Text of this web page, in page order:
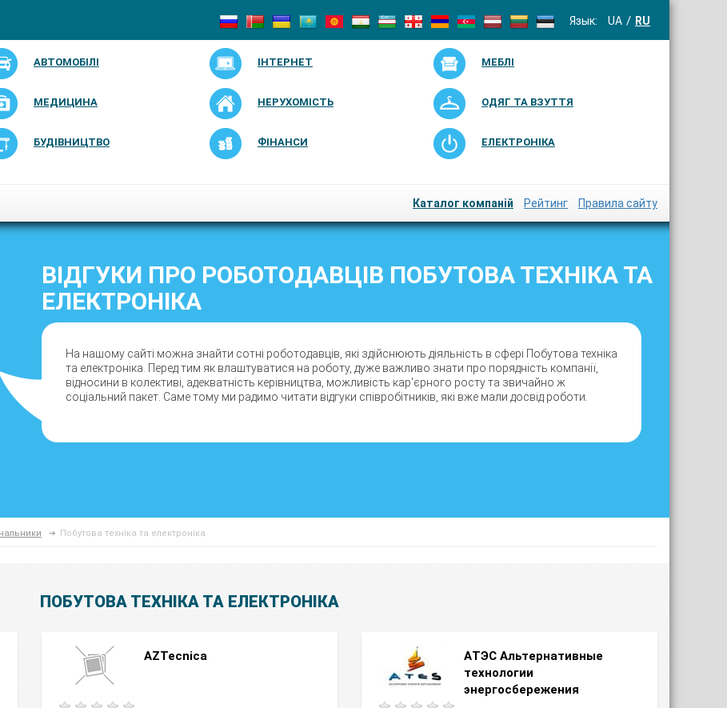
Язык: UA RU
АВТОМОБІЛІ ІНТЕРНЕТ МЕБЛІ
МЕДИЦИНА НЕРУХОМІСТЬ ОДЯГ ТА ВЗУТТЯ
БУДІВНИЦТВО ФІНАНСИ ЕЛЕКТРОНІКА
Каталог компаній Рейтинг Правила сайту
ВІДГУКИ ПРО РОБОТОДАВЦІВ ПОБУТОВА ТЕХНІКА ТА
ЕЛЕКТРОНІКА
На нашому сайті можна знайти сотні роботодавців, які здійснюють діяльність в сфері Побутова техніка
та електроніка. Перед тим як влаштуватися на роботу, дуже важливо знати про порядність компанії,
відносини в колективі, адекватність керівництва, можливість кар'єрного росту та звичайно ж
соціальний пакет. Саме тому ми радимо читати відгуки співробітників, які вже мали досвід роботи.
Побутова техніка та електроніка
ПОБУТОВА ТЕХНІКА ТА ЕЛЕКТРОНІКА
AZTecnica
AТЭC Альтернативные
технологии
энергосбережения